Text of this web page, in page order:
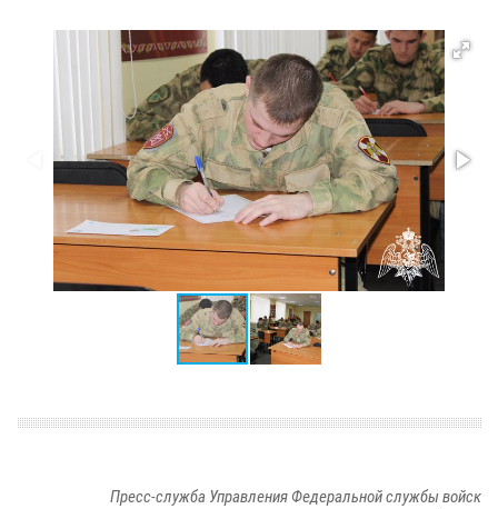
Пресс-служба Управления Федеральной службы войск